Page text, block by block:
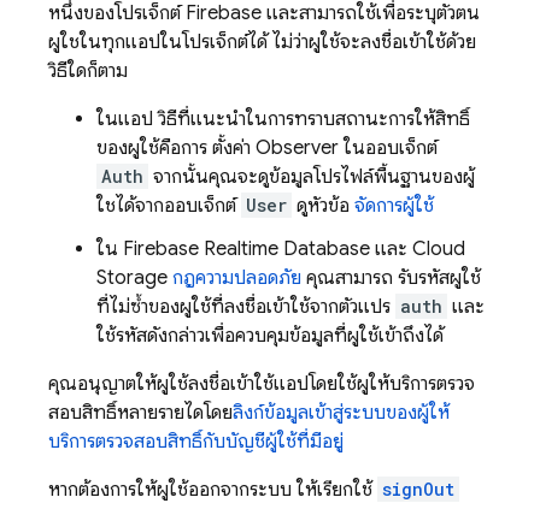
หนึ่งของโปรเจ็กต์ Firebase และสามารถใช้เพื่อระบุตัวตน
ผู้ใช้ในทุกแอปในโปรเจ็กต์ได้ ไม่ว่าผู้ใช้จะลงชื่อเข้าใช้ด้วย
วิธีใดก็ตาม
ในแอป วิธีที่แนะนำในการทราบสถานะการให้สิทธิ์
ของผู้ใช้คือการ ตั้งค่า Observer ในออบเจ็กต์
Auth จากนั้นคุณจะดูข้อมูลโปรไฟล์พื้นฐานของผู้
ใช้ได้จากออบเจ็กต์ User ดูหัวข้อ จัดการผู้ใช้
ใน Firebase Realtime Database และ Cloud
Storage กฎความปลอดภัย คุณสามารถ รับรหัสผู้ใช้
ที่ไม่ซ้ำของผู้ใช้ที่ลงชื่อเข้าใช้จากตัวแปร auth และ
ใช้รหัสดังกล่าวเพื่อควบคุมข้อมูลที่ผู้ใช้เข้าถึงได้
คุณอนุญาตให้ผู้ใช้ลงชื่อเข้าใช้แอปโดยใช้ผู้ให้บริการตรวจ
สอบสิทธิ์หลายรายได้โดยลิงก์ข้อมูลเข้าสู่ระบบของผู้ให้
บริการตรวจสอบสิทธิ์กับบัญชีผู้ใช้ที่มีอยู่
หากต้องการให้ผู้ใช้ออกจากระบบ ให้เรียกใช้ signOut